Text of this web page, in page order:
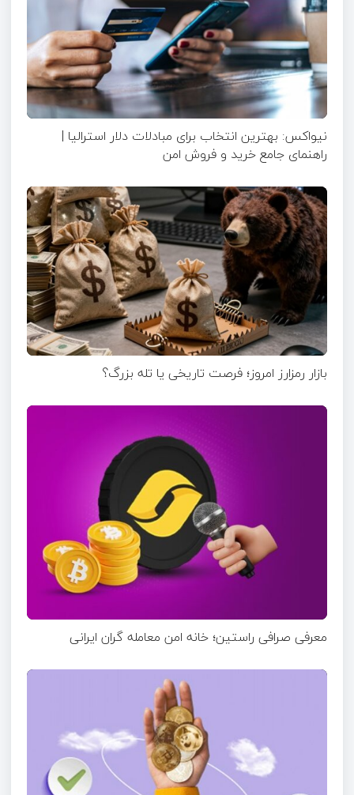
نیواکس: بهترین انتخاب برای مبادلات دلار استرالیا |
راهنمای جامع خرید و فروش امن
بازار رمزارز امروز؛ فرصت تاریخی یا تله بزرگ؟
معرفی صرافی راستین؛ خانه امن معامله گران ایرانی